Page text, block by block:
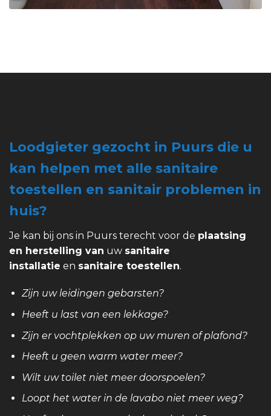
Loodgieter gezocht in Puurs die u
kan helpen met alle sanitaire
toestellen en sanitair problemen in
huis?
Je kan bij ons in Puurs terecht voor de plaatsing
en herstelling van uw sanitaire
installatie en sanitaire toestellen.
Zijn uw leidingen gebarsten?
Heeft u last van een lekkage?
Zijn er vochtplekken op uw muren of plafond?
Heeft u geen warm water meer?
Wilt uw toilet niet meer doorspoelen?
Loopt het water in de lavabo niet meer weg?